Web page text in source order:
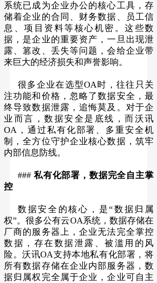
系统已成为企业办公的核心工具，存
储着企业的合同、财务数据、员工信
息、项目资料等核心机密。这些数
据，是企业的重要资产，一旦出现泄
露、篡改、丢失等问题，会给企业带
来巨大的经济损失和声誉影响。
很多企业在选型OA时，往往只关
注功能和价格，忽略了数据安全，最
终导致数据泄露，追悔莫及。对于企
业而言，数据安全是底线，而沃讯
OA，通过私有化部署、多重安全机
制，全方位守护企业核心数据，筑牢
内部信息防线。
### 私有化部署，数据完全自主掌
控
数据安全的核心，是“数据归属
权”。很多公有云OA系统，数据存储在
厂商的服务器上，企业无法完全掌控
数据，存在数据泄露、被滥用的风
险。沃讯OA支持本地私有化部署，将
所有数据存储在企业内部服务器，数
据归属权完全属于企业，企业可自主